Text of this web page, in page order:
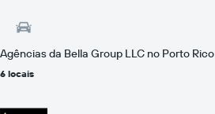
Agências da Bella Group LLC no Porto Rico
6 locais